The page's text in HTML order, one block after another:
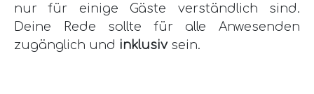
nur für einige Gäste verständlich sind.
Deine Rede sollte für alle Anwesenden
zugänglich und inklusiv sein.